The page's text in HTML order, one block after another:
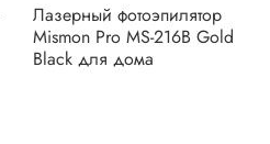
Лазерный фотоэпилятор
Mismon Pro MS-216B Gold
Black для дома